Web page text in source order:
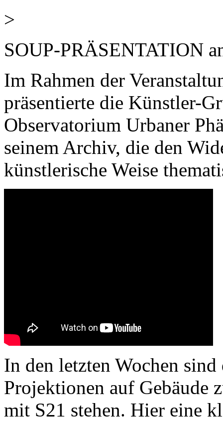
>
SOUP-PRÄSENTATION
Im Rahmen der
präsentierte die Künstler-
Observatorium Urbaner
seinem Archiv, die den
künstlerische Weise
In den letzten Wochen
Projektionen auf Gebäude
mit S21 stehen. Hier eine